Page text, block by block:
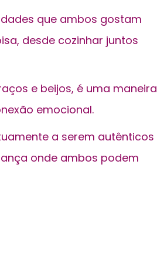
que ambos gostam
desde cozinhar juntos
e beijos, é uma maneira
emocional.
a serem autênticos
onde ambos podem